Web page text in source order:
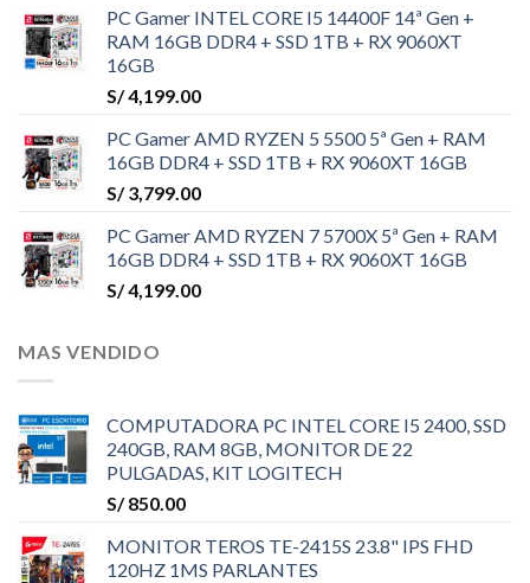
PC Gamer INTEL CORE I5 14400F 14ª Gen +
RAM 16GB DDR4 + SSD 1TB + RX 9060XT
16GB
S/4,199.00
PC Gamer AMD RYZEN 5 5500 5ª Gen + RAM
16GB DDR4 + SSD 1TB + RX 9060XT 16GB
S/3,799.00
PC Gamer AMD RYZEN 7 5700X 5ª Gen + RAM
16GB DDR4 + SSD 1TB + RX 9060XT 16GB
S/4,199.00
MAS VENDIDO
COMPUTADORA PC INTEL CORE I5 2400, SSD
240GB, RAM 8GB, MONITOR DE 22
PULGADAS, KIT LOGITECH
S/850.00
MONITOR TEROS TE-2415S 23.8" IPS FHD
120HZ 1MS PARLANTES